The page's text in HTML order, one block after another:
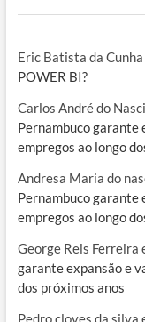
Eric Batista da Cunha
POWER BI?
Carlos André do
Pernambuco garante
empregos ao longo
Andresa Maria do
Pernambuco garante
empregos ao longo
George Reis Ferreira
garante expansão e
dos próximos anos
Pedro cloves da silva